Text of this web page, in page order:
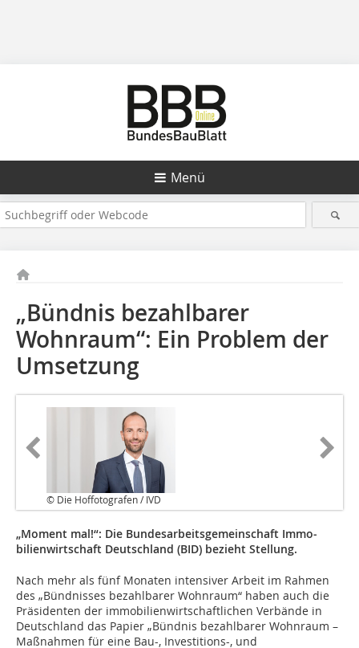
Menü
„Bündnis bezahlbarer
Wohnraum“: Ein Problem der
Umsetzung
© Die Hoffotografen / IVD
„Moment mal!“: Die Bundes­arbeits­­gemeinschaft Immo­
bilien­wirtschaft Deutschland (BID) bezieht Stellung.
Nach mehr als fünf Monaten intensiver Arbeit im Rahmen
des „Bündnisses bezahlbarer Wohnraum“ haben auch die
Präsidenten der immobilienwirtschaftlichen Verbände in
Deutschland das Papier „Bündnis bezahlbarer Wohnraum –
Maßnahmen für eine Bau-, Investitions-, und